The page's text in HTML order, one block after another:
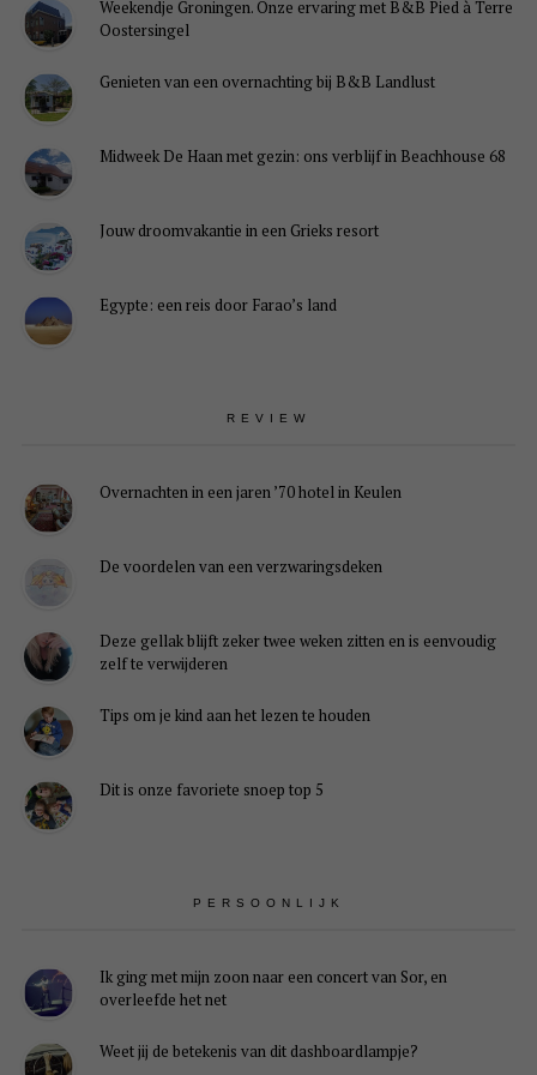
Weekendje Groningen. Onze ervaring met B&B Pied à Terre
Oostersingel
Genieten van een overnachting bij B&B Landlust
Midweek De Haan met gezin: ons verblijf in Beachhouse 68
Jouw droomvakantie in een Grieks resort
Egypte: een reis door Farao’s land
REVIEW
Overnachten in een jaren ’70 hotel in Keulen
De voordelen van een verzwaringsdeken
Deze gellak blijft zeker twee weken zitten en is eenvoudig
zelf te verwijderen
Tips om je kind aan het lezen te houden
Dit is onze favoriete snoep top 5
PERSOONLIJK
Ik ging met mijn zoon naar een concert van Sor, en
overleefde het net
Weet jij de betekenis van dit dashboardlampje?